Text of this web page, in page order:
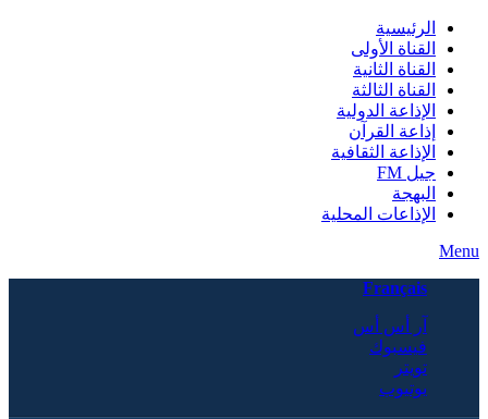
الرئيسية
القناة الأولى
القناة الثانية
القناة الثالثة
الإذاعة الدولية
إذاعة القرآن
الإذاعة الثقافية
جيل FM
البهجة
الإذاعات المحلية
Menu
Français
آر أس أس
فيسبوك
تويتر
يوتيوب